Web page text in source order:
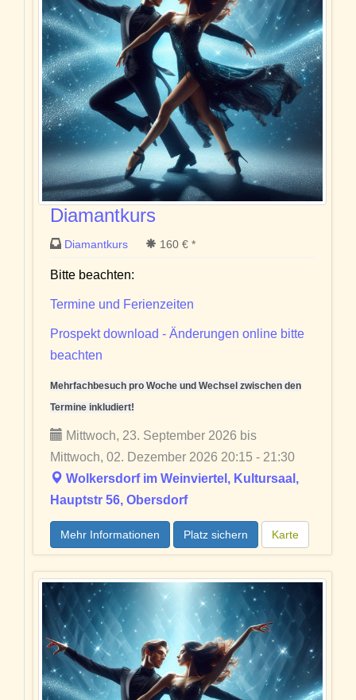
Diamantkurs
Diamantkurs 160 € *
Bitte beachten:
Termine und Ferienzeiten
Prospekt download - Änderungen online bitte
beachten
Mehrfachbesuch pro Woche und Wechsel zwischen den
Termine inkludiert!
Mittwoch, 23. September 2026 bis
Mittwoch, 02. Dezember 2026 20:15 - 21:30
Wolkersdorf im Weinviertel, Kultursaal,
Hauptstr 56, Obersdorf
Mehr Informationen Platz sichern Karte